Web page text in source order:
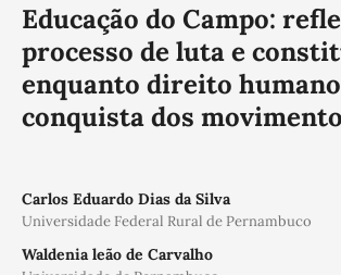
Educação do Campo:
processo de luta e
enquanto direito
conquista dos
Carlos Eduardo Dias da Silva
Universidade Federal Rural de Pernambuco
Waldenia leão de Carvalho